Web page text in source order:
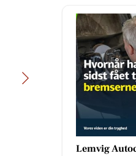
Lemvig